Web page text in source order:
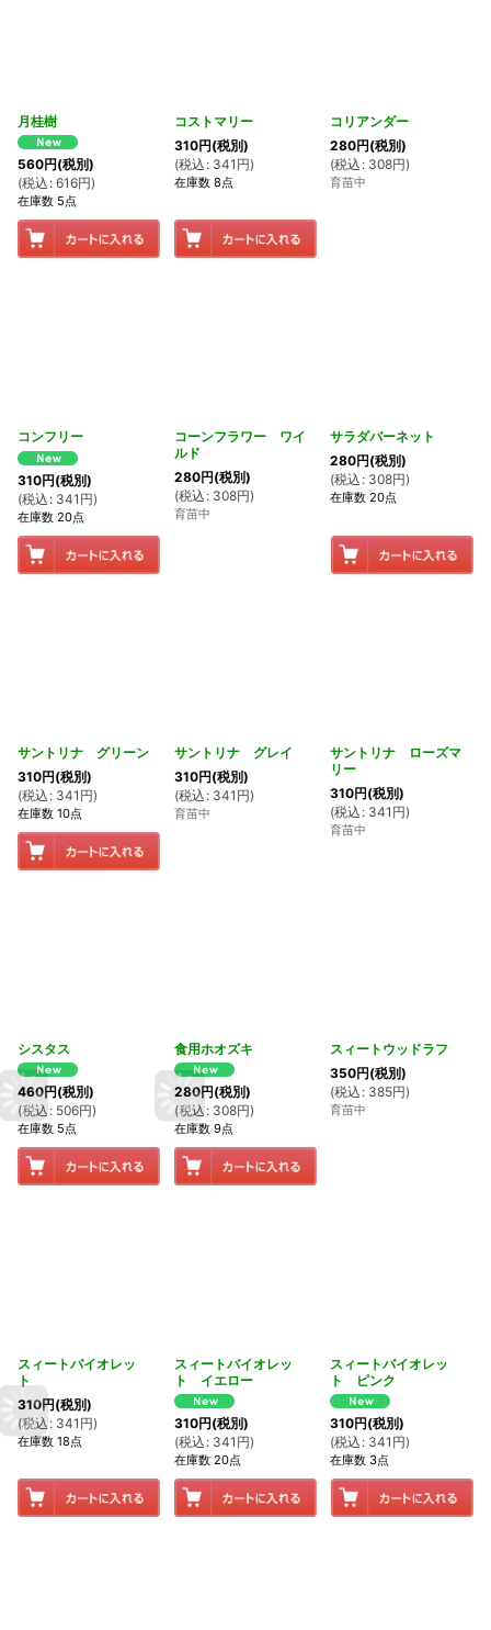
月桂樹
560円(税別)
(税込 : 616円)
在庫数 5点
コストマリー
310円(税別)
(税込 : 341 円)
在庫数 8点
コリアンダー
280円(税別)
(税込 : 308円)
育苗中
コンフリー
310円(税別)
(税込 : 341 円)
在庫数 20点
コーンフラワー ワイ
ルド
280円(税別)
(税込 : 308円)
育苗中
サラダバーネット
280円(税別)
(税込 : 308円)
在庫数 20点
サントリナ グリーン
310円(税別)
(税込 : 341 円)
在庫数 10点
サントリナ グレイ
310円(税別)
(税込 : 341 円)
育苗中
サントリナ ローズマ
リー
310円(税別)
(税込 : 341 円)
育苗中
シスタス
460円(税別)
(税込 : 506円)
在庫数 5点
食用ホオズキ
280円(税別)
(税込 : 308円)
在庫数 9点
スィートウッドラフ
350円(税別)
(税込 : 385円)
育苗中
スィートバイオレッ
ト
310円(税別)
(税込 : 341 円)
在庫数 18点
スィートバイオレッ
ト イエロー
310円(税別)
(税込 : 341 円)
在庫数 20点
スィートバイオレッ
ト ピンク
310円(税別)
(税込 : 341 円)
在庫数 3点